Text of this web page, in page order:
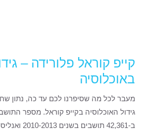
קייפ קוראל פלורידה –
באוכלוסיה
מעבר לכל מה שסיפרנו לכם עד כה, נתון
גידול האוכלוסיה בקייפ קוראל. מספר
ב-42,361 תושבים